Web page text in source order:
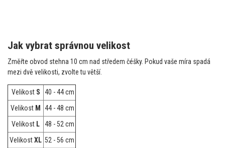
Jak vybrat správnou velikost
Změřte obvod stehna 10 cm nad středem čéšky. Pokud vaše míra spadá
mezi dvě velikosti, zvolte tu větší.
Velikost S
40 - 44 cm
Velikost M
44 - 48 cm
Velikost L
48 - 52 cm
VelikostXL 52 - 56 cm